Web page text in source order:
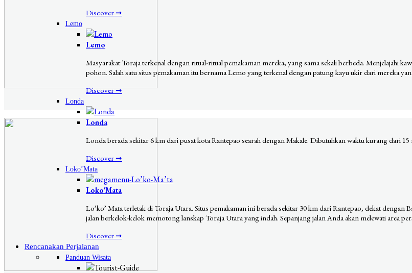
Discover ➞
Lemo
Lemo
Masyarakat Toraja terkenal dengan ritual-ritual pemakaman mereka, yang sama sekali berbeda. Menjelajahi
pohon. Salah satu situs pemakaman itu bernama Lemo yang terkenal dengan patung kayu ukir dari mereka
Discover ➞
Londa
Londa
Londa berada sekitar 6 km dari pusat kota Rantepao searah dengan Makale. Dibutuhkan waktu kurang dari
Discover ➞
Loko’Mata
Loko'Mata
Lo’ko’ Mata terletak di Toraja Utara. Situs pemakaman ini berada sekitar 30 km dari Rantepao, dekat
jalan berkelok-kelok memotong lanskap Toraja Utara yang indah. Sepanjang jalan Anda akan melewati area
Discover ➞
Rencanakan Perjalanan
Panduan Wisata